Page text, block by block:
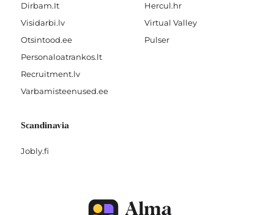
Dirbam.It
Visidarbi.lv
Otsintood.ee
Personaloatrankos.lt
Recruitment.lv
Varbamisteenused.ee
Hercul.hr
Virtual Valley
Pulser
Scandinavia
Jobly.fi